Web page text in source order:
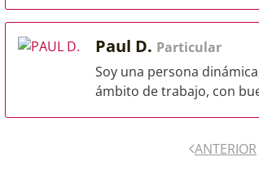
Paul D. Particular
Soy una persona
ámbito de trabajo, con
ANTERIOR